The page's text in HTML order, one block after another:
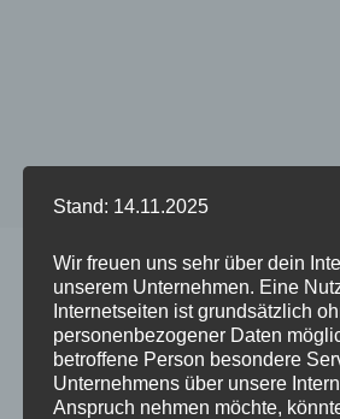
Start / Produkt DUO Case GREY -
Dieses
Produkt
Stand: 14.11.2025
Wir freuen uns sehr über dein
unserem Unternehmen. Eine
Internetseiten ist grundsätzlich
personenbezogener Daten
betroffene Person besondere
Unternehmens über unsere
Anspruch nehmen möchte,